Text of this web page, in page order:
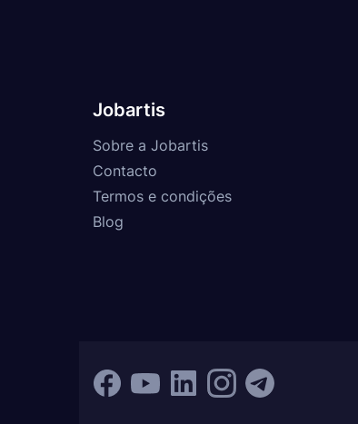
Jobartis
Sobre a Jobartis
Contacto
Termos e condições
Blog